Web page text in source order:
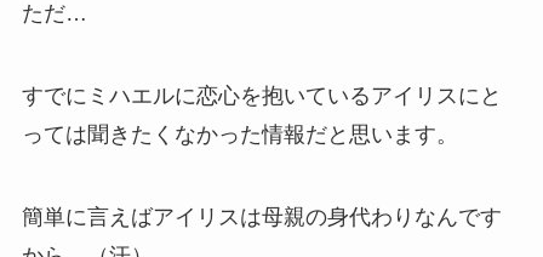
ただ…
すでにミハエルに恋心を抱いているアイリスにと
っては聞きたくなかった情報だと思います。
簡単に言えばアイリスは母親の身代わりなんです